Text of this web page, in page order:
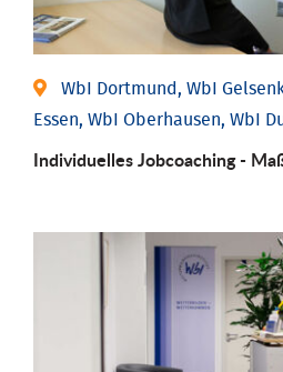
WbI Dortmund, WbI
Essen, WbI Oberhausen, WbI
Individu­elles Job­coaching -